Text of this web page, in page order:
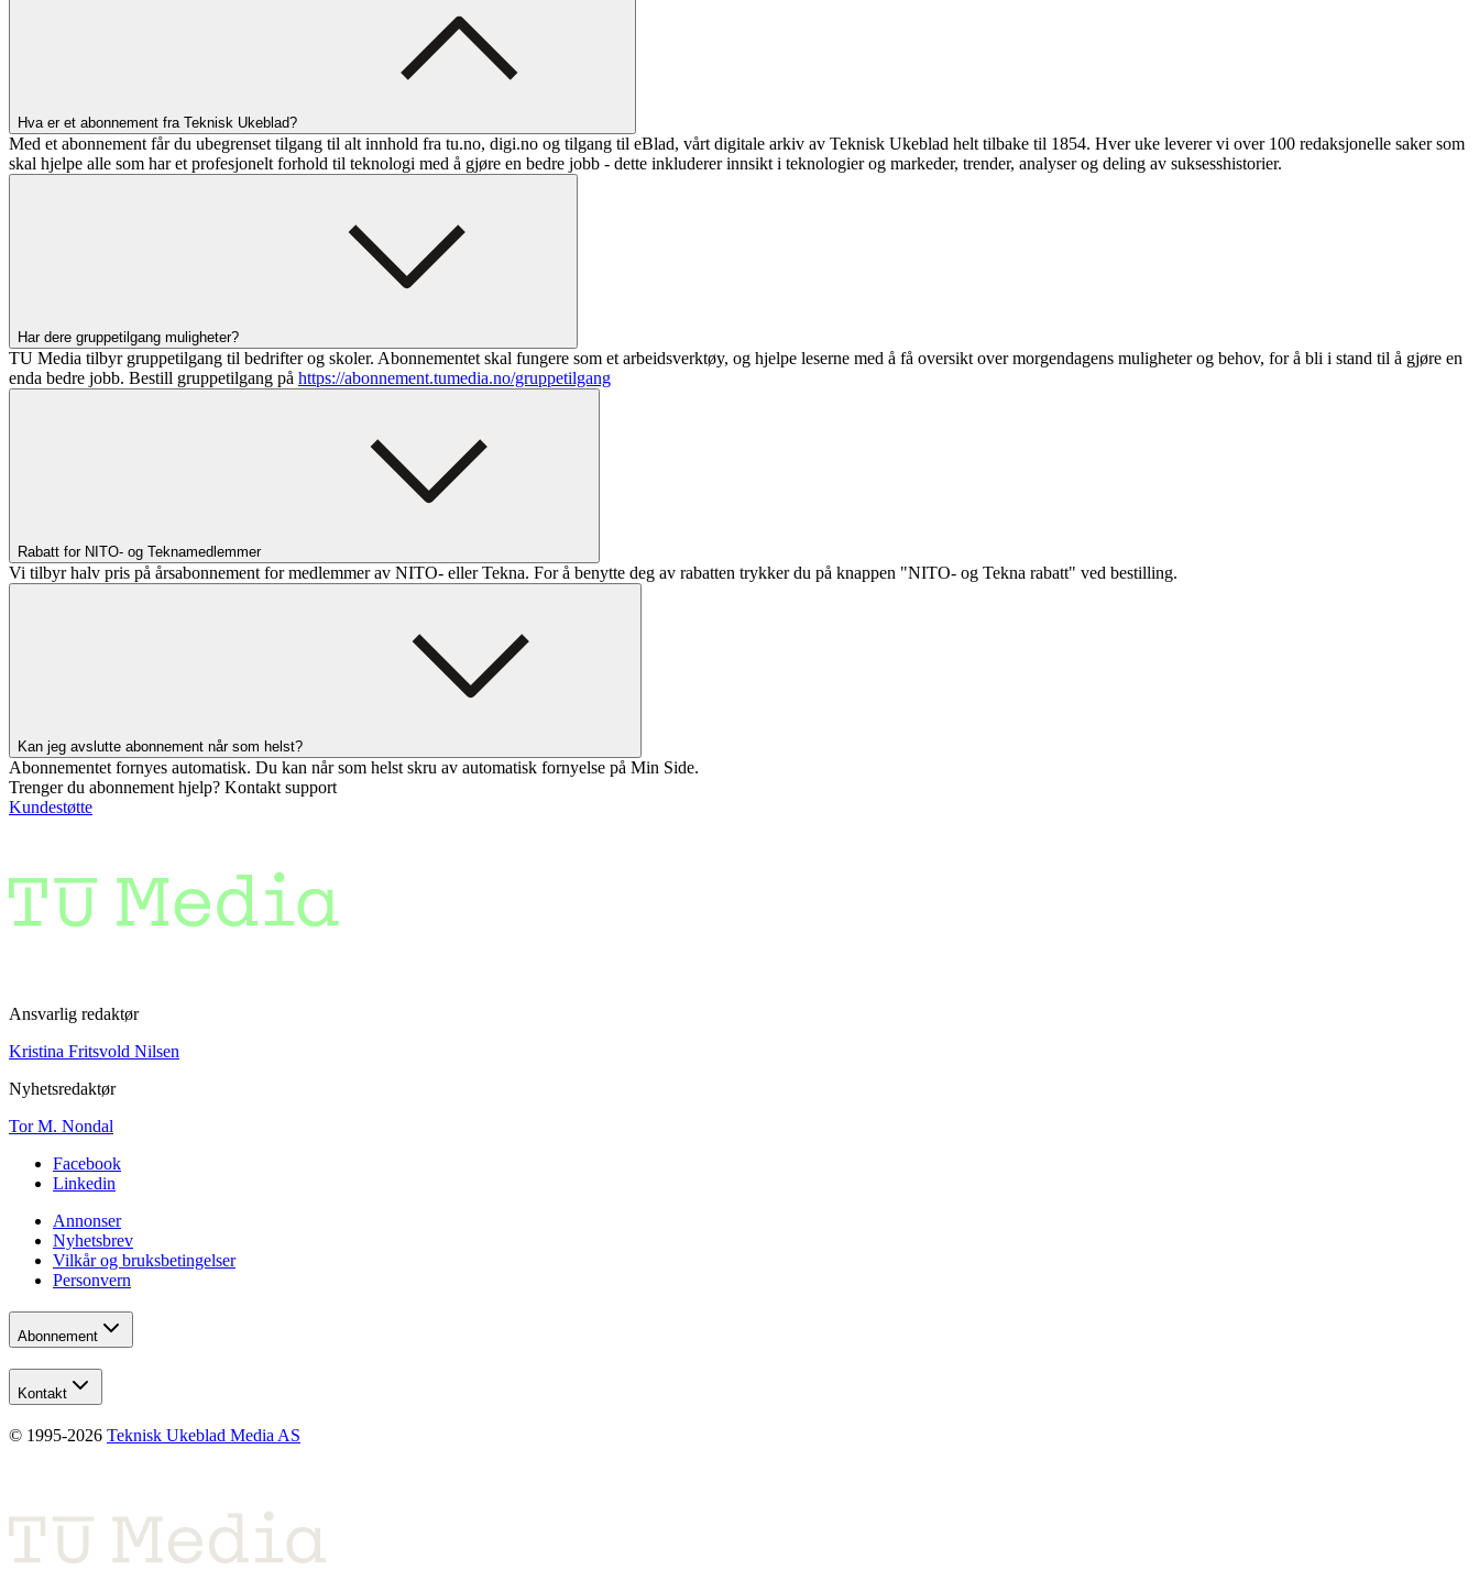
Hva er et abonnement fra Teknisk Ukeblad?
Med et abonnement får du ubegrenset tilgang til alt innhold fra tu.no, digi.no og tilgang til eBlad, vårt digitale arkiv av Teknisk Ukeblad helt tilbake til 1854. Hver uke leverer vi over 100 redaksjonelle saker som
skal hjelpe alle som har et profesjonelt forhold til teknologi med å gjøre en bedre jobb - dette inkluderer innsikt i teknologier og markeder, trender, analyser og deling av suksesshistorier.
Har dere gruppetilgang muligheter?
TU Media tilbyr gruppetilgang til bedrifter og skoler. Abonnementet skal fungere som et arbeidsverktøy, og hjelpe leserne med å få oversikt over morgendagens muligheter og behov, for å bli i stand til å gjøre en
enda bedre jobb. Bestill gruppetilgang på https://abonnement.tumedia.no/gruppetilgang
Rabatt for NITO- og Teknamedlemmer
Vi tilbyr halv pris på årsabonnement for medlemmer av NITO- eller Tekna. For å benytte deg av rabatten trykker du på knappen "NITO- og Tekna rabatt" ved bestilling.
Kan jeg avslutte abonnement når som helst?
Abonnementet fornyes automatisk. Du kan når som helst skru av automatisk fornyelse på Min Side.
Trenger du abonnement hjelp? Kontakt support
Kundestøtte
Ansvarlig redaktør
Kristina Fritsvold Nilsen
Nyhetsredaktør
Tor M. Nondal
Facebook
Linkedin
Annonser
Nyhetsbrev
Vilkår og bruksbetingelser
Personvern
Abonnement
Kontakt
© 1995-2026 Teknisk Ukeblad Media AS